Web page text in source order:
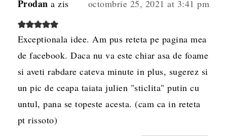
Prodan a zis octombrie 25, 2021 at 3:41 pm
Exceptionala idee. Am pus reteta pe pagina mea
de facebook. Daca nu va este chiar asa de foame
si aveti rabdare cateva minute in plus, sugerez si
un pic de ceapa taiata julien "sticlita" putin cu
untul, pana se topeste acesta. (cam ca in reteta
pt rissoto)